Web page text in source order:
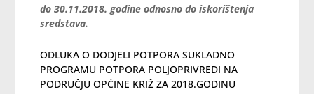
do 30.11.2018. godine odnosno do iskorištenja
sredstava.
ODLUKA O DODJELI POTPORA SUKLADNO
PROGRAMU POTPORA POLJOPRIVREDI NA
PODRUČJU OPĆINE KRIŽ ZA 2018.GODINU